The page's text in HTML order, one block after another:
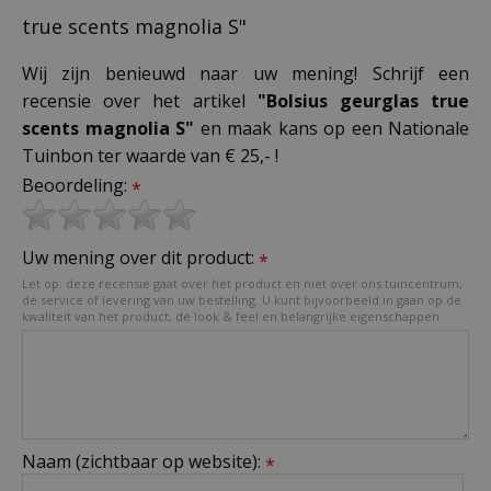
true scents magnolia S"
Wij zijn benieuwd naar uw mening! Schrijf een
recensie over het artikel "Bolsius geurglas true
scents magnolia S" en maak kans op een Nationale
Tuinbon ter waarde van € 25,- !
Beoordeling: *
Uw mening over dit product: *
Let op: deze recensie gaat over het product en niet over ons tuincentrum,
de service of levering van uw bestelling. U kunt bijvoorbeeld in gaan op de
kwaliteit van het product, de look & feel en belangrijke eigenschappen.
Naam (zichtbaar op website): *